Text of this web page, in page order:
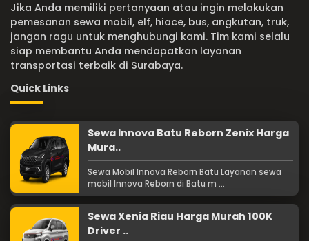
Jika Anda memiliki pertanyaan atau ingin melakukan
pemesanan sewa mobil, elf, hiace, bus, angkutan, truk,
jangan ragu untuk menghubungi kami. Tim kami selalu
siap membantu Anda mendapatkan layanan
transportasi terbaik di Surabaya.
Quick Links
Sewa Innova Batu Reborn Zenix Harga
Mura..
Sewa Mobil Innova Reborn Batu Layanan sewa
mobil Innova Reborn di Batu m ...
Sewa Xenia Riau Harga Murah 100K
Driver ..